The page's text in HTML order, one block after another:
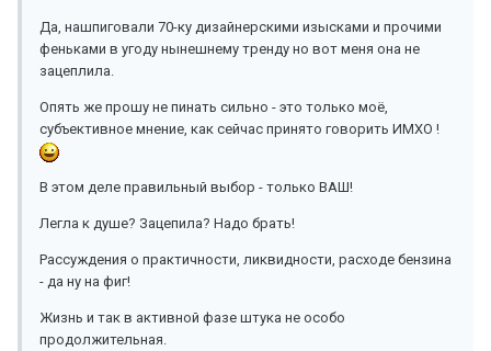
Да, нашпиговали 70-ку дизайнерскими изысками и прочими
феньками в угоду нынешнему тренду но вот меня она не
зацеплила.
Опять же прошу не пинать сильно - это только моё,
субъективное мнение, как сейчас принято говорить ИМХО !
В этом деле правильный выбор - только ВАШ!
Легла к душе? Зацепила? Надо брать!
Рассуждения о практичности, ликвидности, расходе бензина
- да ну на фиг!
Жизнь и так в активной фазе штука не особо
продолжительная.